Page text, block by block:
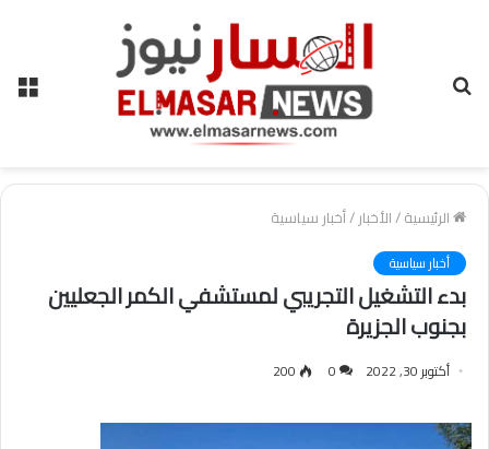
الرئيسية/الأخبار/أخبار سياسية
أخبار سياسية
بدء التشغيل التجريبي لمستشفي الكمر الجعليين
بجنوب الجزيرة
أكتوبر 30, 2022 0
200